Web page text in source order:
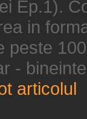
Ep.1).
in
peste
-
articolul